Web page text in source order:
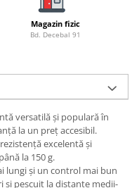
Magazin fizic
Bd. Decebal 91
versatilă și populară în
la un preț accesibil.
excelentă și
la 150 g.
lungi și un control mai bun
pescuit la distanțe medii-